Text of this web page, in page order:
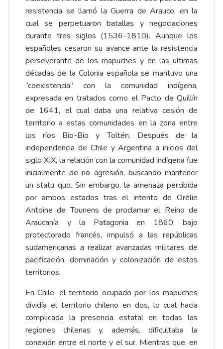
resistencia se llamó la Guerra de Arauco, en la
cual se perpetuaron batallas y negociaciones
durante tres siglos (1536-1810). Aunque los
españoles cesaron su avance ante la resistencia
perseverante de los mapuches y en las ultimas
décadas de la Colonia española se mantuvo una
“coexistencia” con la comunidad indígena,
expresada en tratados como el Pacto de Quillín
de 1641, el cual daba una relativa cesión de
territorio a estas comunidades en la zona entre
los ríos Bio-Bio y Toltén. Después de la
independencia de Chile y Argentina a inicios del
siglo XIX, la relación con la comunidad indígena fue
inicialmente de no agresión, buscando mantener
un statu quo. Sin embargo, la amenaza percibida
por ambos estados tras el intento de Orélie
Antoine de Tounens de proclamar el Reino de
Araucanía y la Patagonia en 1860, bajo
protectorado francés, impulsó a las repúblicas
sudamericanas a realizar avanzadas militares de
pacificación, dominación y colonización de estos
territorios.
En Chile, el territorio ocupado por los mapuches
dividía el territorio chileno en dos, lo cual hacia
complicada la presencia estatal en todas las
regiones chilenas y, además, dificultaba la
conexión entre el norte y el sur. Mientras que, en